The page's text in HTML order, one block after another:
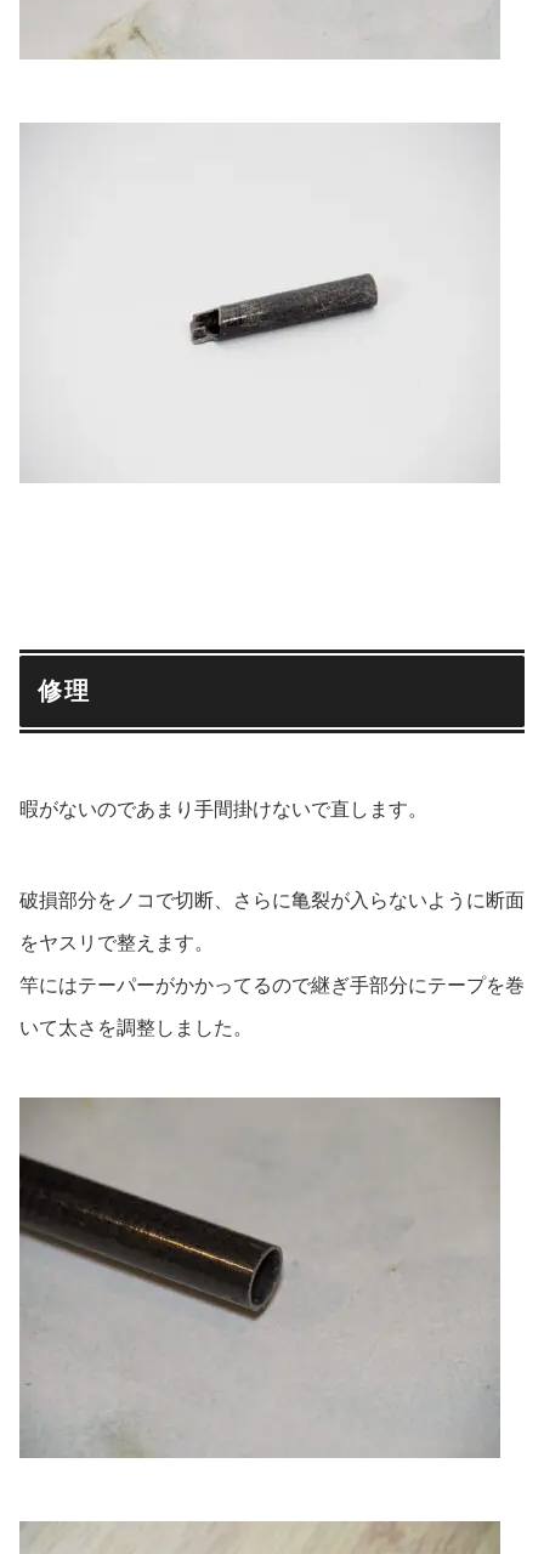
修理
暇がないのであまり手間掛けないで直します。
破損部分をノコで切断、さらに亀裂が入らないように断面
をヤスリで整えます。
竿にはテーパーがかかってるので継ぎ手部分にテープを巻
いて太さを調整しました。